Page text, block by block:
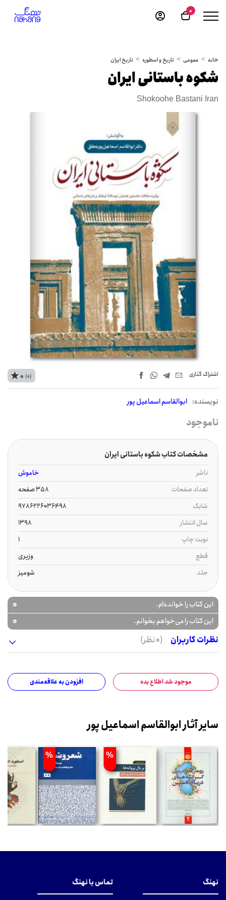
0
خانه عمومی تاریخ و اسطوره تاریخ ایران
شکوه باستانی ایران
Shokoohe Bastani Iran
اشتراک‌ گذاری
نويسنده: ابوالقاسم اسماعیل پور
0 (0)
ناموجود
مشخصات کتاب شکوه باستانی ایران
ناشر
خاموش
تعداد صفحات
358 صفحه
شابک
9786226036498
سال انتشار
1398
نوبت چاپ
1
قطع
وزیری
جلد
شومیز
این کتاب را خوانده‌ام. 0
این کتاب را می‌خواهم بخوانم.
0
نظرات کاربران
(0 نظر)
موجود شد اطلاع بده افزودن به علاقه‌مندی
سایر آثار ابوالقاسم اسماعیل پور
%
%
نهنگ تماس با نهنگ